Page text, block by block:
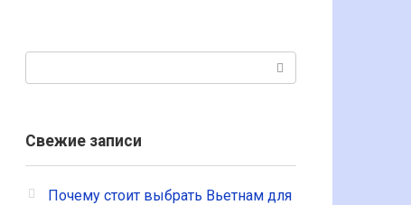
Свежие записи
Почему стоит выбрать Вьетнам для